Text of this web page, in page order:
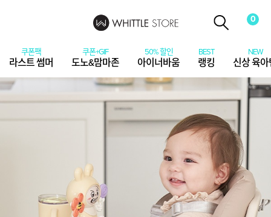
0
라스트 썸머 도노&맘마존 아이너바움 랭킹 신상 육